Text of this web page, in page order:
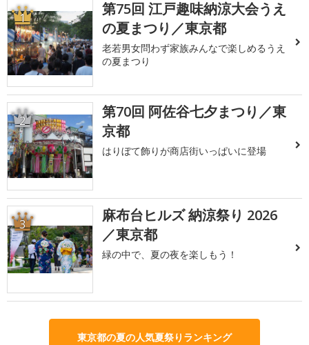
1
第75回 江戸趣味納涼大会うえ
の夏まつり／東京都
老若男女問わず家族みんなで楽しめるうえ
の夏まつり
2
第70回 阿佐谷七夕まつり／東
京都
はりぼて飾りが商店街いっぱいに登場
3
麻布台ヒルズ 納涼祭り 2026
／東京都
緑の中で、夏の夜を楽しもう！
東京都の夏の人気夏祭りランキング